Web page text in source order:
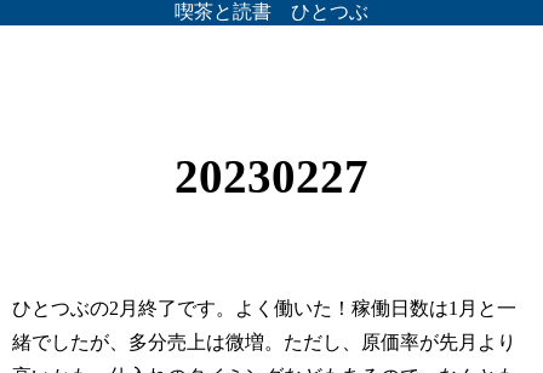
喫茶と読書 ひとつぶ
20230227
ひとつぶの2月終了です。よく働いた！稼働日数は1月と一
緒でしたが、多分売上は微増。ただし、原価率が先月より